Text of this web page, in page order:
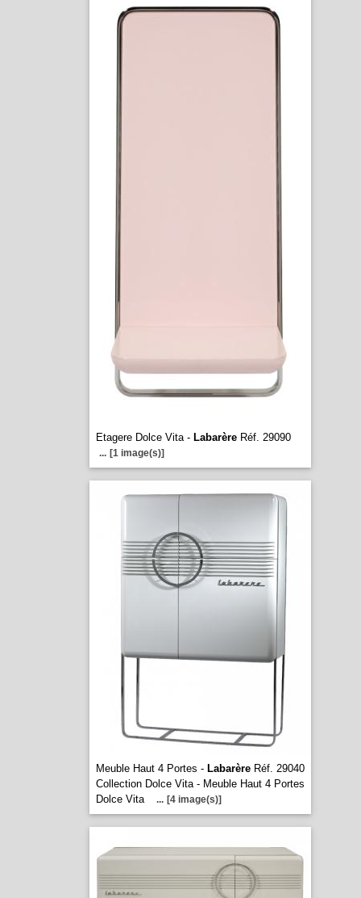
Etagere Dolce Vita - LabarèreRéf. 29090
... [1 image(s)]
Meuble Haut 4 Portes - LabarèreRéf. 29040
Collection Dolce Vita - Meuble Haut 4 Portes
Dolce Vita
... [4 image(s)]